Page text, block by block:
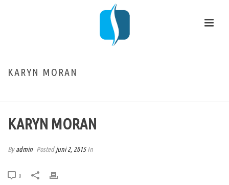
KARYN MORAN
KARYN MORAN
Byadmin Postedjuni 2, 2015In
0